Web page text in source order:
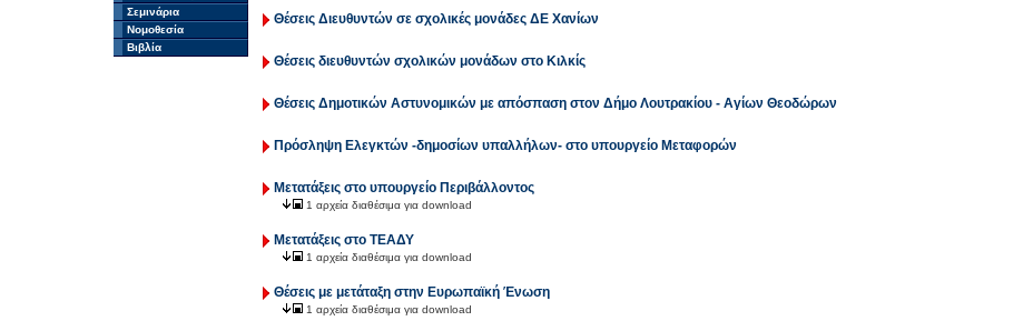
Σεμινάρια
Νομοθεσία
Βιβλία
Θέσεις Διευθυντών σε σχολικές μονάδες ΔΕ Χανίων
Θέσεις διευθυντών σχολικών μονάδων στο Κιλκίς
Θέσεις Δημοτικών Αστυνομικών με απόσπαση στον Δήμο Λουτρακίου - Αγίων Θεοδώρων
Πρόσληψη Ελεγκτών -δημοσίων υπαλλήλων- στο υπουργείο Μεταφορών
Μετατάξεις στο υπουργείο Περιβάλλοντος
1 αρχεία διαθέσιμα για download
Μετατάξεις στο ΤΕΑΔΥ
1 αρχεία διαθέσιμα για download
Θέσεις με μετάταξη στην Ευρωπαϊκή Ένωση
1 αρχεία διαθέσιμα για download